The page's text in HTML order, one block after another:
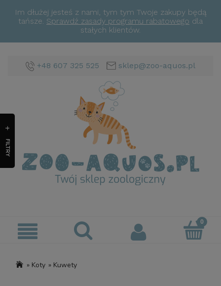
Im dłużej jesteś z nami, tym tym Twoje zakupy będą
tańsze. Sprawdź zasady programu rabatowego dla
stałych klientów.
+48 607 325 525 sklep@zoo-aquos.pl
» Koty » Kuwety
FILTRY